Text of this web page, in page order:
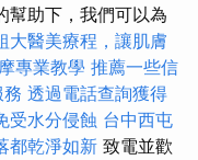
幫助下，我們可以為
大醫美療程，讓肌膚
專業教學 推薦一些信
透過電話查詢獲得
受水分侵蝕 台中西屯
都乾淨如新 致電並歡